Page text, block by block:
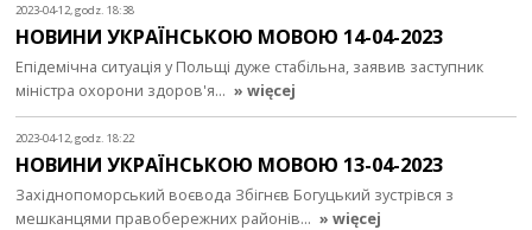
2023-04-12, godz. 18:38
НОВИНИ УКРАЇНСЬКОЮ МОВОЮ 14-04-2023
Епідемічна ситуація у Польщі дуже стабільна, заявив заступник
міністра охорони здоров'я… » więcej
2023-04-12, godz. 18:22
НОВИНИ УКРАЇНСЬКОЮ МОВОЮ 13-04-2023
Західнопоморський воєвода Збігнєв Богуцький зустрівся з
мешканцями правобережних районів… » więcej